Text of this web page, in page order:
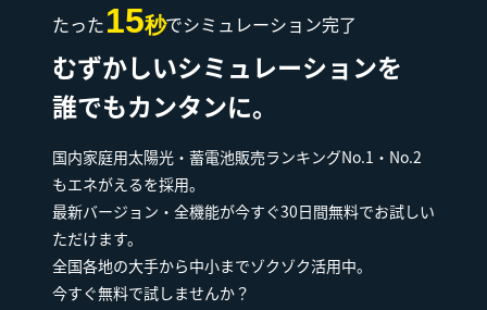
たった15秒でシミュレーション完了
むずかしいシミュレーションを
誰でもカンタンに。
国内家庭用太陽光・蓄電池販売ランキングNo.1・No.2
もエネがえるを採用。
最新バージョン・全機能が今すぐ30日間無料でお試しい
ただけます。
全国各地の大手から中小までゾクゾク活用中。
今すぐ無料で試しませんか？